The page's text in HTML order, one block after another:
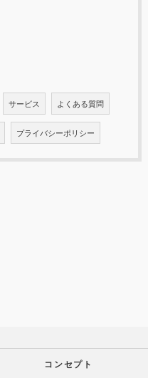
サービス よくある質問
プライバシーポリシー
コンセプト